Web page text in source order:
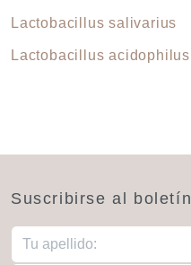
Lactobacillus salivarius
Lactobacillus acidophilus
Suscribirse al boletín